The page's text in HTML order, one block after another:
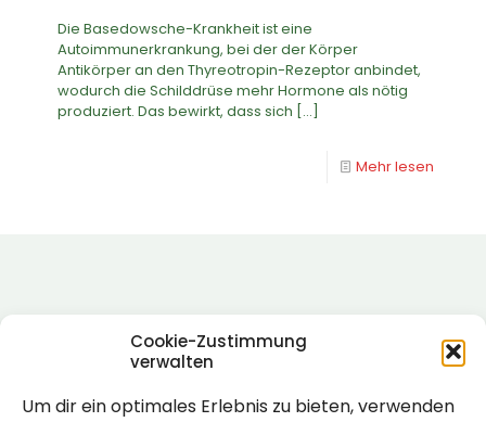
Cookie-Zustimmung
verwalten
Um dir ein optimales Erlebnis zu bieten, verwenden
Die Basedowsche-Krankheit ist eine
Autoimmunerkrankung, bei der der Körper
Antikörper an den Thyreotropin-Rezeptor anbindet,
wodurch die Schilddrüse mehr Hormone als nötig
produziert. Das bewirkt, dass sich […]
Mehr lesen
Rechtlich